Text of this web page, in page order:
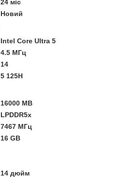
24 міс
Новий
Intel Core Ultra 5
4.5 МГц
14
5 125H
16000 MB
LPDDR5x
7467 МГц
16 GB
14 дюйм